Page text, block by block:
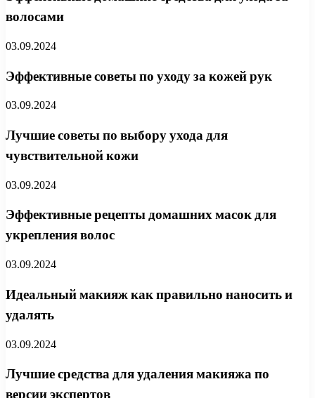
волосами
03.09.2024
Эффективные советы по уходу за кожей рук
03.09.2024
Лучшие советы по выбору ухода для
чувствительной кожи
03.09.2024
Эффективные рецепты домашних масок для
укрепления волос
03.09.2024
Идеальный макияж как правильно наносить и
удалять
03.09.2024
Лучшие средства для удаления макияжа по